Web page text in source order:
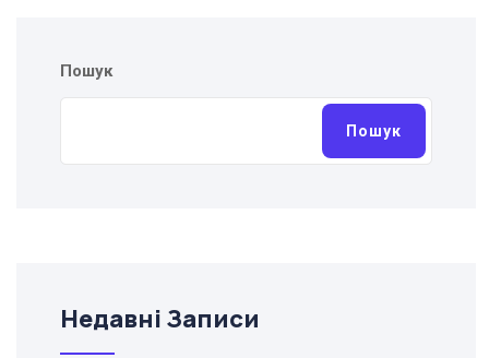
Пошук
Пошук
Недавні Записи